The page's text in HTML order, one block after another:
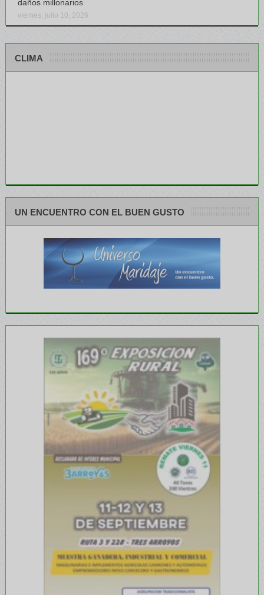
daños millonarios
viernes, julio 10, 2026
CLIMA
UN ENCUENTRO CON EL BUEN GUSTO